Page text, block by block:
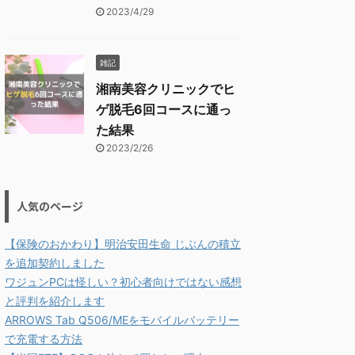
2023/4/29
雑記
湘南美容クリニックでヒ
ゲ脱毛6回コースに通っ
た結果
2023/2/26
人気のページ
【保険のおかわり】明治安田生命 じぶんの積立
を追加契約しました
ワジュンPCは怪しい？初心者向けではない感想
と評判を紹介します
ARROWS Tab Q506/MEをモバイルバッテリー
で充電する方法